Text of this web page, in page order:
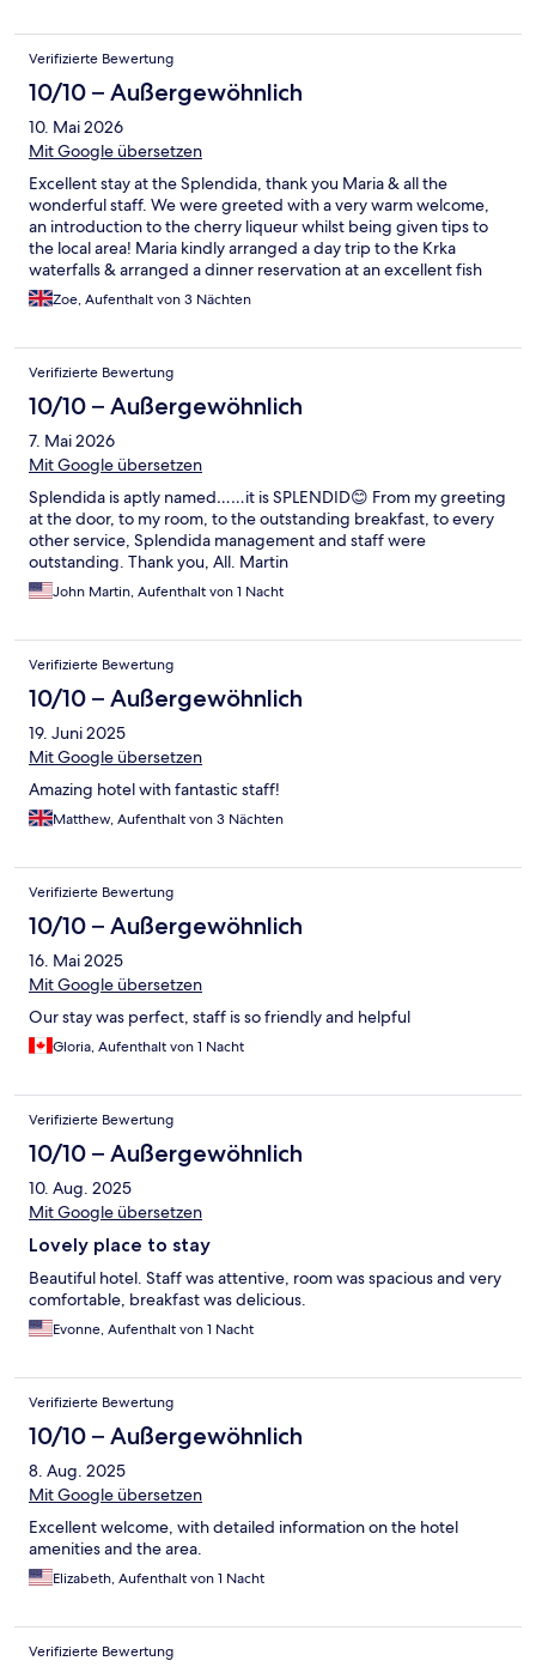
Verifizierte Bewertung
10/10 – Außergewöhnlich
10. Mai 2026
Mit Google übersetzen
Excellent stay at the Splendida, thank you Maria & all the
wonderful staff. We were greeted with a very warm welcome,
an introduction to the cherry liqueur whilst being given tips to
the local area! Maria kindly arranged a day trip to the Krka
waterfalls & arranged a dinner reservation at an excellent fish
restaurant. Breakfast was plentiful with excellent egg, crepe &
omelette options. Absolutely worthy of its 5* rating, great
family & friends.
Zoe, Aufenthalt von 3 Nächten
Verifizierte Bewertung
10/10 – Außergewöhnlich
7. Mai 2026
Mit Google übersetzen
Splendida is aptly named……it is SPLENDID😊 From my greeting
at the door, to my room, to the outstanding breakfast, to every
other service, Splendida management and staff were
outstanding. Thank you, All. Martin
John Martin, Aufenthalt von 1 Nacht
Verifizierte Bewertung
10/10 – Außergewöhnlich
19. Juni 2025
Mit Google übersetzen
Amazing hotel with fantastic staff!
Matthew, Aufenthalt von 3 Nächten
Verifizierte Bewertung
10/10 – Außergewöhnlich
16. Mai 2025
Mit Google übersetzen
Our stay was perfect, staff is so friendly and helpful
Gloria, Aufenthalt von 1 Nacht
Verifizierte Bewertung
10/10 – Außergewöhnlich
10. Aug. 2025
Mit Google übersetzen
Lovely place to stay
Beautiful hotel. Staff was attentive, room was spacious and very
comfortable, breakfast was delicious.
Evonne, Aufenthalt von 1 Nacht
Verifizierte Bewertung
10/10 – Außergewöhnlich
8. Aug. 2025
Mit Google übersetzen
Excellent welcome, with detailed information on the hotel
amenities and the area.
Elizabeth, Aufenthalt von 1 Nacht
Verifizierte Bewertung